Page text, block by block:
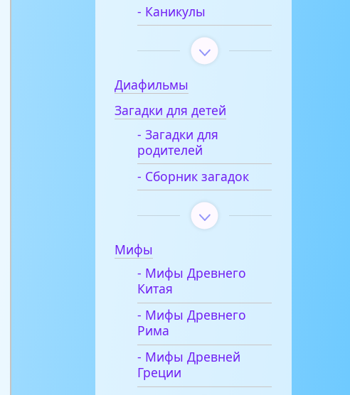
- Каникулы
Диафильмы
Загадки для детей
- Загадки для
родителей
- Сборник загадок
Мифы
- Мифы Древнего
Китая
- Мифы Древнего
Рима
- Мифы Древней
Греции